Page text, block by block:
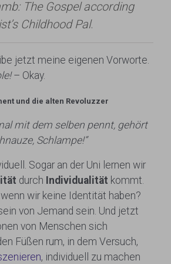
The Gospel according
Childhood Pal.
jetzt meine eigenen Vorworte.
– Okay.
und die alten Revoluzzer
mit dem selben pennt, gehört
Schlampe!“
Sogar an der Uni lernen wir
durch Individualität kommt.
wir keine Identität haben?
von Jemand sein. Und jetzt
von Menschen sich
Füßen rum, in dem Versuch,
, individuell zu machen